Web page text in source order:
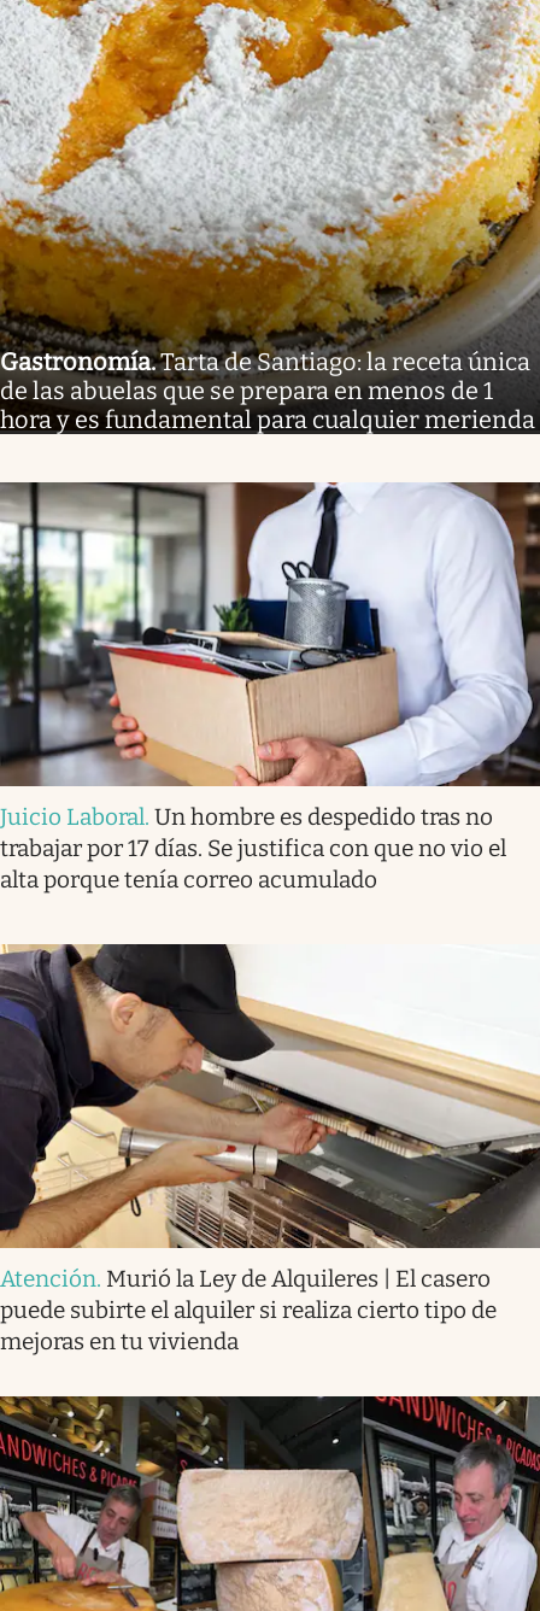
Gastronomía.Tarta de Santiago: la receta única
de las abuelas que se prepara en menos de 1
hora y es fundamental para cualquier merienda
Juicio Laboral. Un hombre es despedido tras no
trabajar por 17 días. Se justifica con que no vio el
alta porque tenía correo acumulado
Atención. Murió la Ley de Alquileres | El casero
puede subirte el alquiler si realiza cierto tipo de
mejoras en tu vivienda